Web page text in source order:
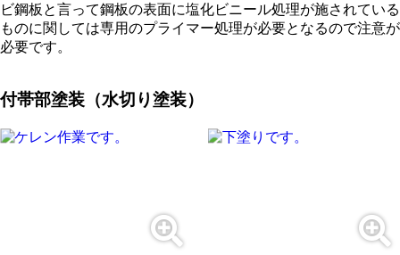
ビ鋼板と言って鋼板の表面に塩化ビニール処理が施されている
ものに関しては専用のプライマー処理が必要となるので注意が
必要です。
付帯部塗装（水切り塗装）